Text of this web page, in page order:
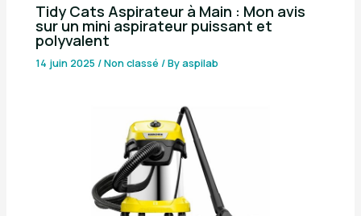
Tidy Cats Aspirateur à Main : Mon avis
sur un mini aspirateur puissant et
polyvalent
14 juin 2025/Non classé / Byaspilab